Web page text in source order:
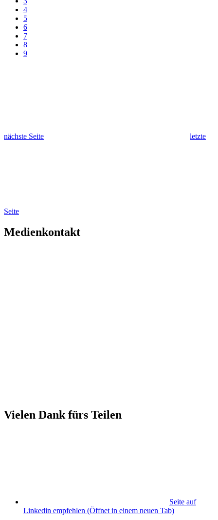
4
5
6
7
8
9
nächste Seite letzte
Seite
Medienkontakt
Vielen Dank fürs Teilen
Seite auf
Linkedin empfehlen (Öffnet in einem neuen Tab)